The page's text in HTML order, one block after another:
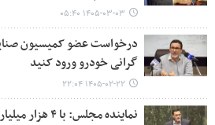
۱۴۰۵-۰۳-۰۳ ۰۵:۴۰
درخواست عضو کمیسیون
گرانی خودرو ورود کنید
۱۴۰۵-۰۲-۲۲ ۲۲:۰۴
نماینده مجلس: